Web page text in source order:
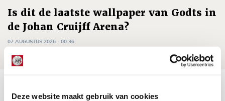
Deze website maakt gebruik van cookies
Is dit de laatste wallpaper van Godts in
de Johan Cruijff Arena?
07 AUGUSTUS 2026 - 00:36
NIEUWS